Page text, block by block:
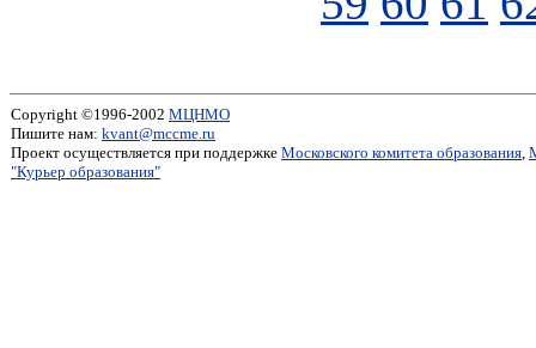
Copyright ©1996-2002 МЦНМО
Пишите нам: kvant@mccme.ru
Проект осуществляется при поддержке Московского комитета образования,
"Курьер образования"